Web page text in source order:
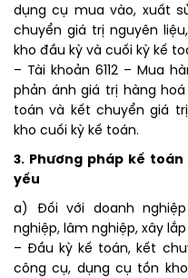
dụng cụ mua vào, xuất
chuyển giá trị nguyên
kho đầu kỳ và cuối kỳ kế
– Tài khoản 6112 – Mua
phản ánh giá trị hàng
toán và kết chuyển giá
kho cuối kỳ kế toán.
3. Phương pháp kế
yếu
a) Đối với doanh
nghiệp, lâm nghiệp, xây lắp
– Đầu kỳ kế toán, kết
công cụ, dụng cụ tồn